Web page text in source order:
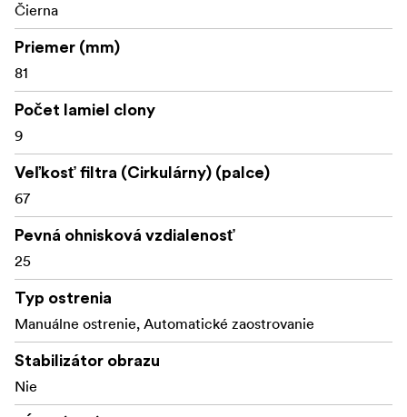
Pracovná vzdialenosť: 0,13 m –
nekonečno
Uhol záberu (diag. /horiz. /vert.):
Priemer obrazu:
Pole objektu pri minimálnej vzdialenosti objektu**:
Zväčšenie pri minimálnej vzdialenosti objektu:
Filtrový závit: M67 x 0,75
Priemer (max.):
Priemer ostriaceho prstenca:
Dĺžka (bez krytiek objektívu):
Dĺžka (s krytkami objektívu):
Hmotnosť (bez krytiek objektívu):
Čierna
Priemer (mm)
81
Počet lamiel clony
9
Veľkosť filtra (Cirkulárny) (palce)
67
Pevná ohnisková vzdialenosť
25
Typ ostrenia
Manuálne ostrenie, Automatické zaostrovanie
Stabilizátor obrazu
Nie